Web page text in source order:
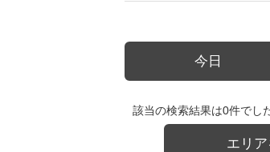
今日
該当の検索結果は0件でし
エリ